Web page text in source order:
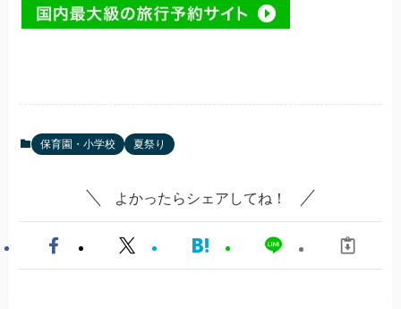
保育園・小学校 夏祭り
よかったらシェアしてね！